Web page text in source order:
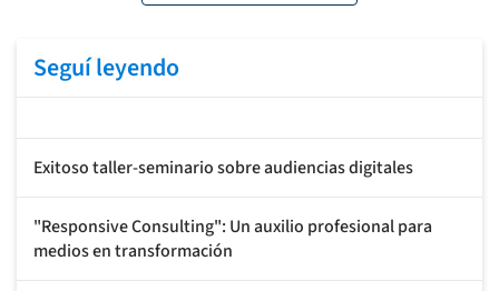
Seguí leyendo
Exitoso taller-seminario sobre audiencias digitales
"Responsive Consulting": Un auxilio profesional para
medios en transformación